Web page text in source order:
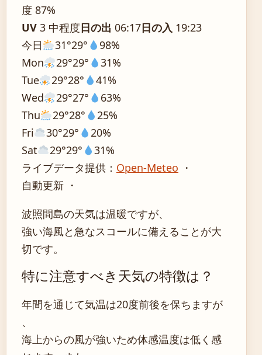
度 87%
UV 3 中程度日の出 06:17日の入 19:23
今日
31°29°
98%
Mon
29°29°
31%
Tue
29°28°
41%
Wed
29°27°
63%
Thu
29°28°
25%
Fri
30°29°
20%
Sat
29°29°
31%
ライブデータ提供： Open-Meteo ・
自動更新 ・
波照間島の天気は温暖ですが、
強い海風と急なスコールに備えることが大
切です。
特に注意すべき天気の特徴は？
年間を通じて気温は20度前後を保ちますが
、
海上からの風が強いため体感温度は低く感